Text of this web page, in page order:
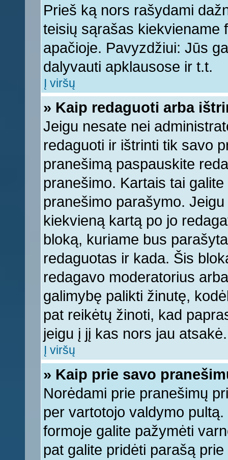
Prieš ką nors rašydami
teisių sąrašas kiekviename
apačioje. Pavyzdžiui: Jūs
dalyvauti apklausose ir t.t.
Į viršų
» Kaip redaguoti arba
Jeigu nesate nei
redaguoti ir ištrinti tik savo
pranešimą paspauskite
pranešimo. Kartais tai
pranešimo parašymo.
kiekvieną kartą po jo
bloką, kuriame bus
redaguotas ir kada. Šis
redagavo moderatorius
galimybę palikti žinutę,
pat reikėtų žinoti, kad
jeigu į jį kas nors jau atsakė.
Į viršų
» Kaip prie savo
Norėdami prie pranešimų
per vartotojo valdymo
formoje galite pažymėti
pat galite pridėti parašą